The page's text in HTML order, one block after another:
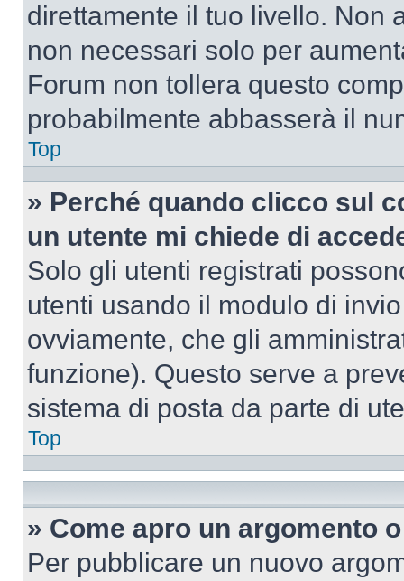
direttamente il tuo livello. Non
non necessari solo per
Forum non tollera questo
probabilmente abbasserà il
Top
» Perché quando clicco sul
un utente mi chiede di
Solo gli utenti registrati
utenti usando il modulo di
ovviamente, che gli
funzione). Questo serve a
sistema di posta da parte di
Top
» Come apro un argomento
Per pubblicare un nuovo